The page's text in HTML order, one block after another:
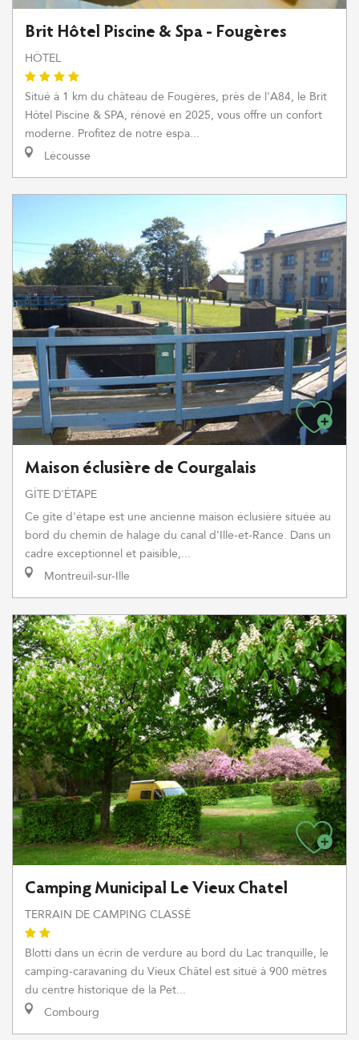
Brit Hôtel Piscine & Spa - Fougères
HÔTEL
Situé à 1 km du château de Fougères, près de l'A84, le Brit
Hôtel Piscine & SPA, rénové en 2025, vous offre un confort
moderne. Profitez de notre espa...
Lécousse
Maison éclusière de Courgalais
GÎTE D'ÉTAPE
Ce gîte d'étape est une ancienne maison éclusière située au
bord du chemin de halage du canal d'Ille-et-Rance. Dans un
cadre exceptionnel et paisible,...
Montreuil-sur-Ille
Camping Municipal Le Vieux Chatel
TERRAIN DE CAMPING CLASSÉ
Blotti dans un écrin de verdure au bord du Lac tranquille, le
camping-caravaning du Vieux Châtel est situé à 900 mètres
du centre historique de la Pet...
Combourg